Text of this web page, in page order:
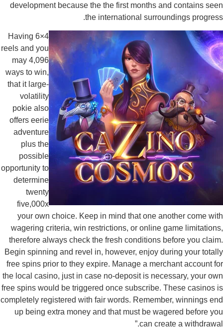
development because the the first months and contains
the international surroundings
Having 6×4
reels and you
may 4,096
ways to win,
that it large-
volatility
pokie also
offers eerie
adventure
plus the
possible
opportunity to
determine
twenty
five,000x
your own choice. Keep in mind that one another come
wagering criteria, win restrictions, or online game
therefore always check the fresh conditions before you
Begin spinning and revel in, however, enjoy during your
free spins prior to they expire. Manage a merchant account
the local casino, just in case no-deposit is necessary, your
free spins would be triggered once subscribe. These casinos
completely registered with fair words. Remember, winnings
up being extra money and that must be wagered before
can create a